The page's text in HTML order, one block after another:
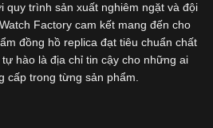
quy trình sản xuất nghiêm ngặt và đội
Factory cam kết mang đến cho
đồng hồ replica đạt tiêu chuẩn chất
hào là địa chỉ tin cậy cho những ai
cấp trong từng sản phẩm.